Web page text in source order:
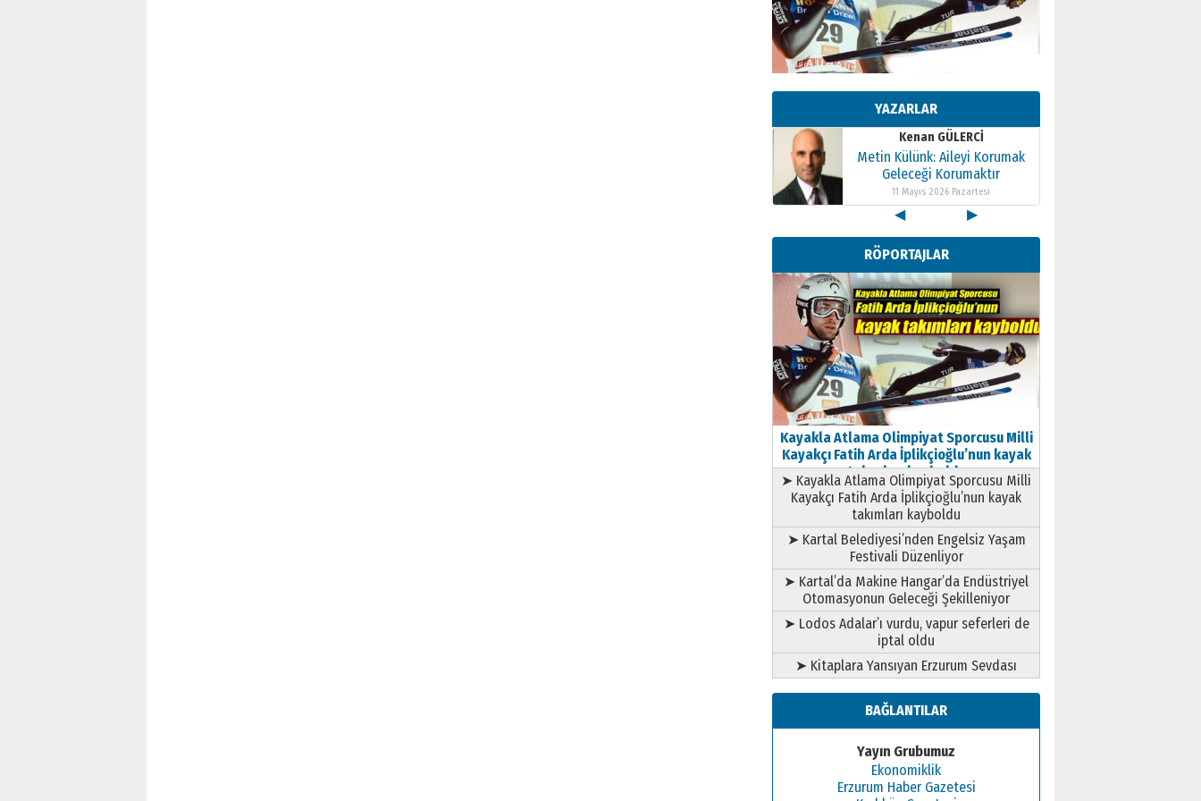
YAZARLAR
Kenan GÜLERCİ
Metin Külünk: Aileyi Korumak
Geleceği Korumaktır
11 Mayıs 2026 Pazartesi
Kenan GÜLERCİ
Metin Külünk: Aileyi Korumak
Geleceği Korumaktır
11 Mayıs 2026 Pazartesi
Kenan GÜLERCİ
Metin Külünk: Aileyi Korumak
Geleceği Korumaktır
11 Mayıs 2026 Pazartesi
◀ ▶
RÖPORTAJLAR
Kayakla Atlama Olimpiyat Sporcusu Milli
Kayakçı Fatih Arda İplikçioğlu’nun kayak
takımları kayboldu
➤ Kayakla Atlama Olimpiyat Sporcusu Milli
Kayakçı Fatih Arda İplikçioğlu’nun kayak
takımları kayboldu
➤ Kartal Belediyesi’nden Engelsiz Yaşam
Festivali Düzenliyor
➤ Kartal’da Makine Hangar’da Endüstriyel
Otomasyonun Geleceği Şekilleniyor
➤ Lodos Adalar’ı vurdu, vapur seferleri de
iptal oldu
➤ Kitaplara Yansıyan Erzurum Sevdası
BAĞLANTILAR
Yayın Grubumuz
Ekonomiklik
Erzurum Haber Gazetesi